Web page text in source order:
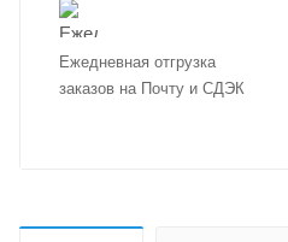
Ежедневная отгрузка
заказов на Почту и СДЭК